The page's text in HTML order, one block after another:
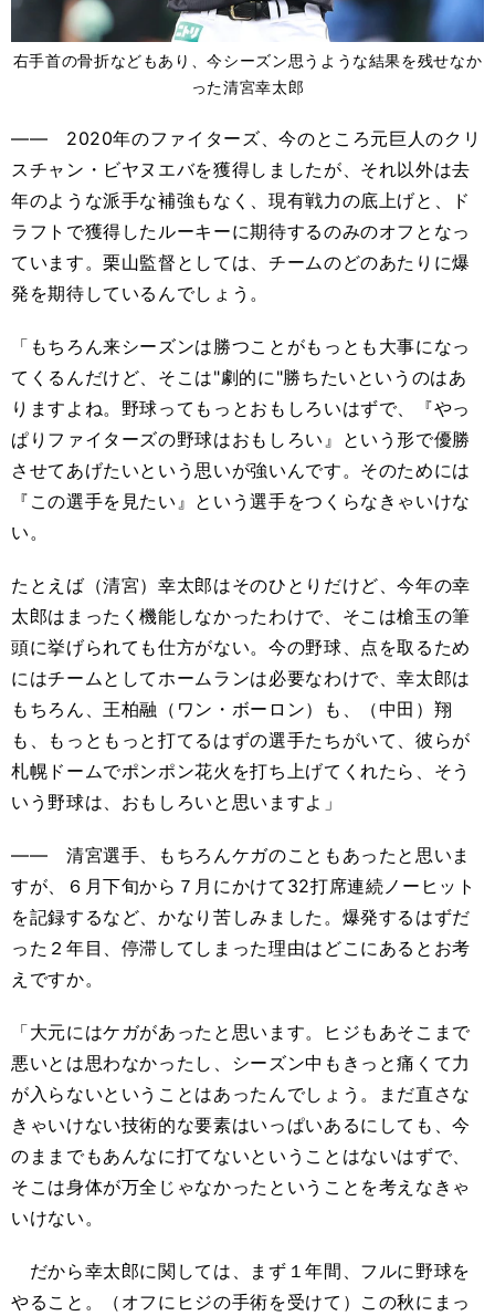
右手首の骨折などもあり、今シーズン思うような結果を残せなか
った清宮幸太郎
―― 2020年のファイターズ、今のところ元巨人のクリ
スチャン・ビヤヌエバを獲得しましたが、それ以外は去
年のような派手な補強もなく、現有戦力の底上げと、ド
ラフトで獲得したルーキーに期待するのみのオフとなっ
ています。栗山監督としては、チームのどのあたりに爆
発 を期待しているんでしょう。
「もちろん来シーズンは勝つことがもっとも大事になっ
てくるんだけど、そこは"劇的に"勝ちたいというのはあ
りますよね。野球ってもっとおもしろいはずで、『やっ
ぱりファイターズの野球はおもしろい』という形で優勝
させてあげたいという思いが強いんです。そのためには
『この選手を見たい』という選手をつくらなきゃいけな
い。
たとえば（清宮）幸太郎はそのひとりだけど、今年の幸
太郎はまったく機能しなかったわけで、そこは槍玉の筆
頭に挙げられても仕方がない。今の野球、点を取るため
にはチームとしてホームランは必要なわけで、幸太郎は
もちろん、王柏融（ワン・ボーロン）も、（中田）翔
も、もっともっと打てるはずの選手たちがいて、彼らが
札幌ドームでポンポン花火を打ち上げてくれたら、そう
いう野球は、おもしろいと思いますよ」
―― 清宮選手、もちろんケガのこともあったと思いま
すが、６月下旬から７月にかけて 32打席連続ノーヒット
を記録するなど、かなり苦しみました。爆発するはずだ
った２年目、停滞してしまった理由はどこにあるとお考
えですか。
「大元にはケガがあったと思います。ヒジもあそこまで
悪いとは思わなかったし、シーズン中もきっと痛くて力
が入らないということはあったんでしょう。まだ直さな
きゃいけない技術的な要素はいっぱいあるにしても、今
のままでもあんなに打てないということはないはずで、
そこは身体が万全じゃなかったということを考えなきゃ
いけない。
だから幸太郎に関しては、まず１年間、フルに野球を
やること。（オフにヒジの手術を受けて）この秋にまっ